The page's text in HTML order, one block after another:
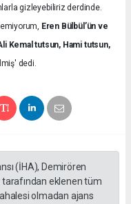
gizleyebiliriz derdinde.
Eren Bülbül’ün ve
Kemal tutsun, Hami tutsun,
dedi.
(İHA), Demirören
tarafından eklenen tüm
olmadan ajans